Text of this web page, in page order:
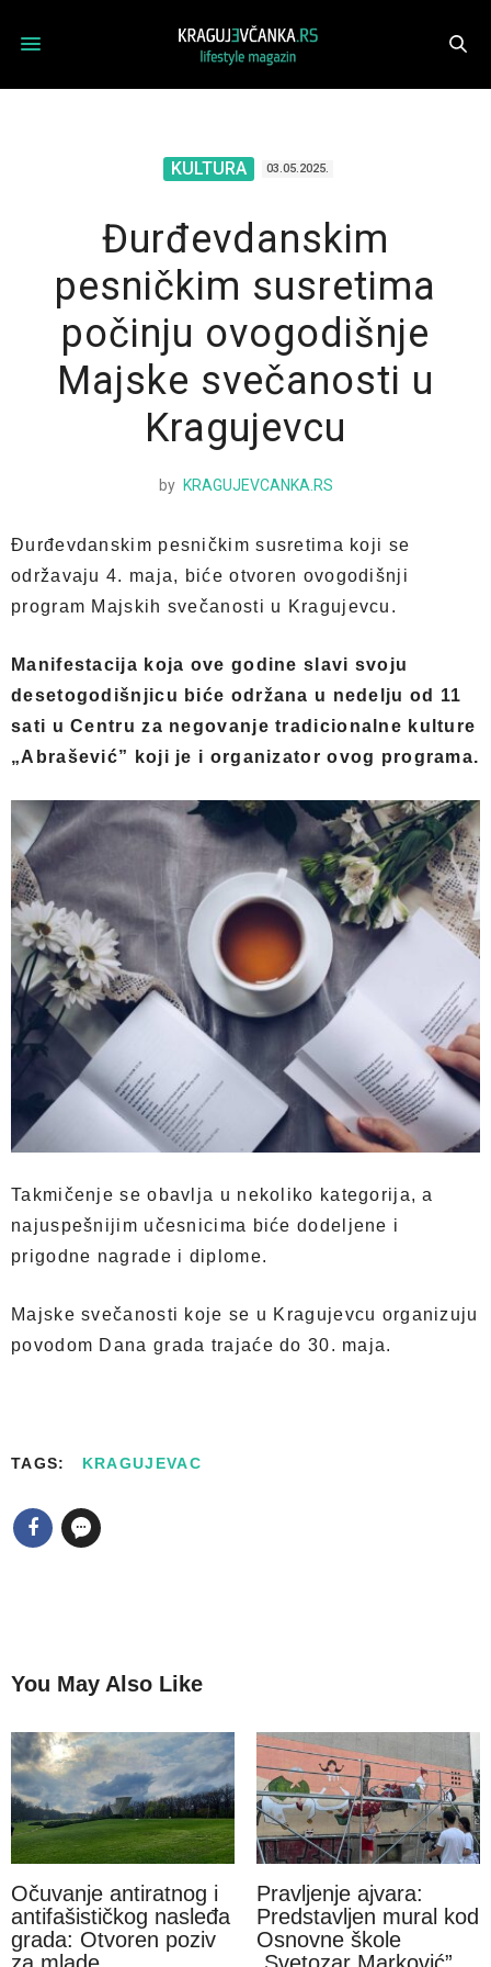
KULTURA 03.05.2025.
Đurđevdanskim
pesničkim susretima
počinju ovogodišnje
Majske svečanosti u
Kragujevcu
by KRAGUJEVCANKA.RS
Đurđevdanskim pesničkim susretima koji se
održavaju 4. maja, biće otvoren ovogodišnji
program Majskih svečanosti u Kragujevcu.
Manifestacija koja ove godine slavi svoju
desetogodišnjicu biće održana u nedelju od 11
sati u Centru za negovanje tradicionalne kulture
„Abrašević” koji je i organizator ovog programa.
Takmičenje se obavlja u nekoliko kategorija, a
najuspešnijim učesnicima biće dodeljene i
prigodne nagrade i diplome.
Majske svečanosti koje se u Kragujevcu organizuju
povodom Dana grada trajaće do 30. maja.
TAGS: KRAGUJEVAC
You May Also Like
Očuvanje antiratnog i
antifašističkog nasleđa
grada: Otvoren poziv
Pravljenje ajvara:
Predstavljen mural kod
Osnovne škole